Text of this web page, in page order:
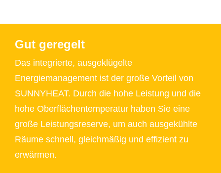
Gut geregelt
Das integrierte, ausgeklügelte
Energiemanagement ist der große Vorteil von
SUNNYHEAT. Durch die hohe Leistung und die
hohe Oberflächentemperatur haben Sie eine
große Leistungsreserve, um auch ausgekühlte
Räume schnell, gleichmäßig und effizient zu
erwärmen.